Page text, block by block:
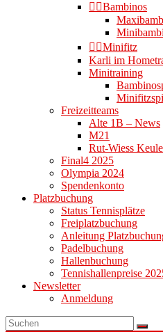
👉🏻Bambinos
👉🏻Minifitz
Karli im
Minitraining
Freizeitteams
Alte 1B – News
M21
Rut-Wiess
Final4 2025
Olympia 2024
Spendenkonto
Platzbuchung
Status Tennisplätze
Freiplatzbuchung
Anleitung
Padelbuchung
Hallenbuchung
Tennishallenpreise
Newsletter
Anmeldung